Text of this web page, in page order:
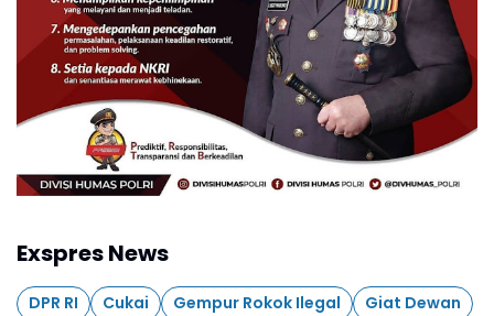
Exspres News
DPR RI Cukai Gempur Rokok Ilegal
Giat Dewan